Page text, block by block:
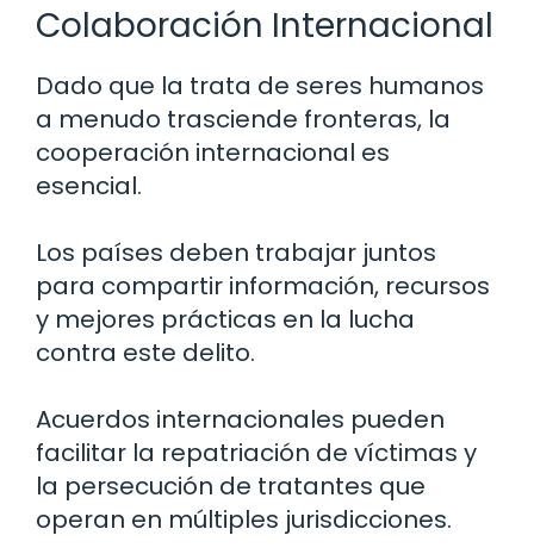
Colaboración Internacional
Dado que la trata de seres humanos
a menudo trasciende fronteras, la
cooperación internacional es
esencial.
Los países deben trabajar juntos
para compartir información, recursos
y mejores prácticas en la lucha
contra este delito.
Acuerdos internacionales pueden
facilitar la repatriación de víctimas y
la persecución de tratantes que
operan en múltiples jurisdicciones.